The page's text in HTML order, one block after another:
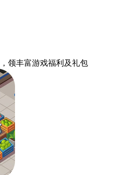
，领丰富游戏福利 及礼包